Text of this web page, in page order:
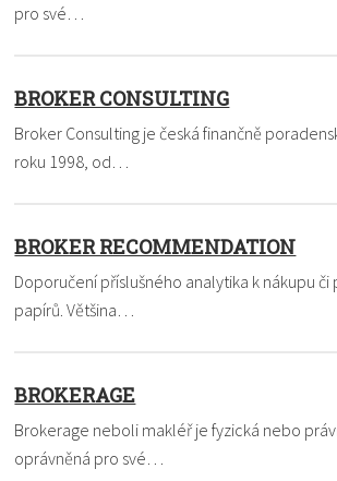
pro své…
BROKER CONSULTING
Broker Consulting je česká finančně
roku 1998, od…
BROKER RECOMMENDATION
Doporučení příslušného analytika k nákupu
papírů. Většina…
BROKERAGE
Brokerage neboli makléř je fyzická nebo
oprávněná pro své…